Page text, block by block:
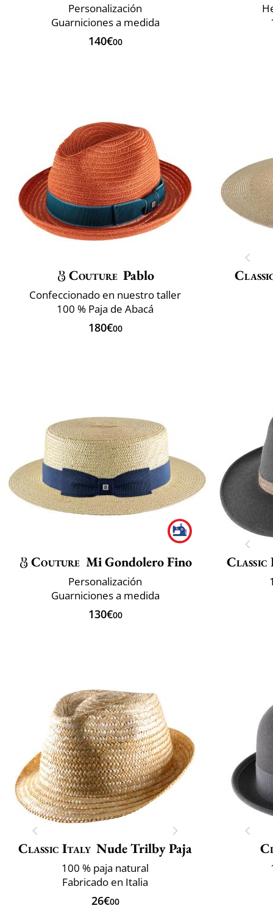
Personalización
Guarniciones a medida
140€00
Couture Pablo
Confeccionado en nuestro taller
100 % Paja de Abacá
180€00
Couture Mi Gondolero Fino
Personalización
Guarniciones a medida
130€00
Classic Italy Nude Trilby Paja
100 % paja natural
Fabricado en Italia
26€00